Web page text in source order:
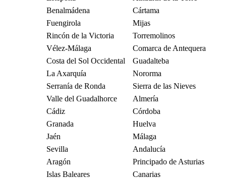
Benalmádena
Cártama
Fuengirola
Mijas
Rincón de la Victoria
Torremolinos
Vélez-Málaga
Comarca de Antequera
Costa del Sol Occidental
Guadalteba
La Axarquía
Nororma
Serranía de Ronda
Sierra de las Nieves
Valle del Guadalhorce
Almería
Cádiz
Córdoba
Granada
Huelva
Jaén
Málaga
Sevilla
Andalucía
Aragón
Principado de Asturias
Islas Baleares
Canarias